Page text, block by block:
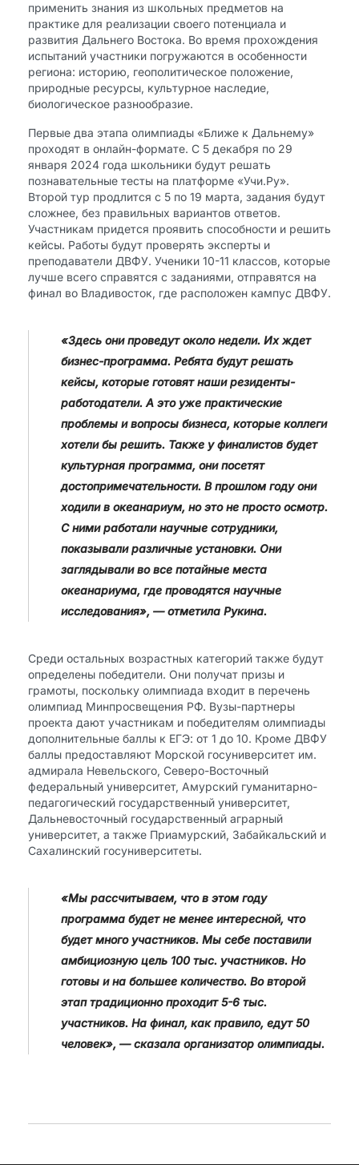
применить знания из школьных предметов на
практике для реализации своего потенциала и
развития Дальнего Востока. Во время прохождения
испытаний участники погружаются в особенности
региона: историю, геополитическое положение,
природные ресурсы, культурное наследие,
биологическое разнообразие.
Первые два этапа олимпиады «Ближе к Дальнему»
проходят в онлайн-формате. С 5 декабря по 29
января 2024 года школьники будут решать
познавательные тесты на платформе «Учи.Ру».
Второй тур продлится с 5 по 19 марта, задания будут
сложнее, без правильных вариантов ответов.
Участникам придется проявить способности и решить
кейсы. Работы будут проверять эксперты и
преподаватели ДВФУ. Ученики 10-11 классов, которые
лучше всего справятся с заданиями, отправятся на
финал во Владивосток, где расположен кампус ДВФУ.
«Здесь они проведут около недели. Их ждет
бизнес-программа. Ребята будут решать
кейсы, которые готовят наши резиденты-
работодатели. А это уже практические
проблемы и вопросы бизнеса, которые коллеги
хотели бы решить. Также у финалистов будет
культурная программа, они посетят
достопримечательности. В прошлом году они
ходили в океанариум, но это не просто осмотр.
С ними работали научные сотрудники,
показывали различные установки. Они
заглядывали во все потайные места
океанариума, где проводятся научные
исследования», — отметила Рукина.
Среди остальных возрастных категорий также будут
определены победители. Они получат призы и
грамоты, поскольку олимпиада входит в перечень
олимпиад Минпросвещения РФ. Вузы-партнеры
проекта дают участникам и победителям олимпиады
дополнительные баллы к ЕГЭ: от 1 до 10. Кроме ДВФУ
баллы предоставляют Морской госуниверситет им.
адмирала Невельского, Северо-Восточный
федеральный университет, Амурский гуманитарно-
педагогический государственный университет,
Дальневосточный государственный аграрный
университет, а также Приамурский, Забайкальский и
Сахалинский госуниверситеты.
«Мы рассчитываем, что в этом году
программа будет не менее интересной, что
будет много участников. Мы себе поставили
амбициозную цель 100 тыс. участников. Но
готовы и на большее количество. Во второй
этап традиционно проходит 5-6 тыс.
участников. На финал, как правило, едут 50
человек», — сказала организатор олимпиады.